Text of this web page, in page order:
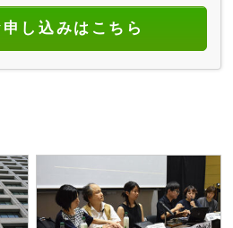
し込みはこちら